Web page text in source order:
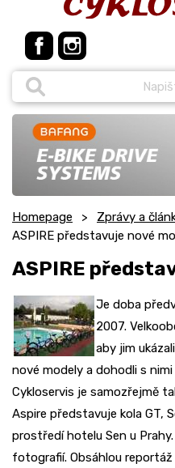
Homepage Zprávy a
ASPIRE představuje nové
ASPIRE
Je doba
2007.
aby jim
nové modely a dohodli s
Cykloservis je samozřejmě
Aspire představuje kola GT,
prostředí hotelu Sen u
fotografií. Obsáhlou